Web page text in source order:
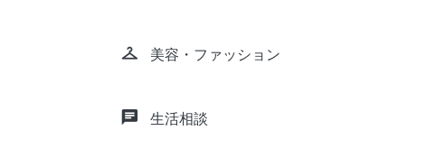
checkroom 美容・ファッション
chat 生活相談